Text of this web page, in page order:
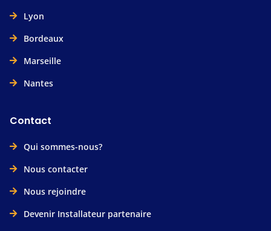
Lyon
Bordeaux
Marseille
Nantes
Contact
Qui sommes-nous?
Nous contacter
Nous rejoindre
Devenir Installateur partenaire